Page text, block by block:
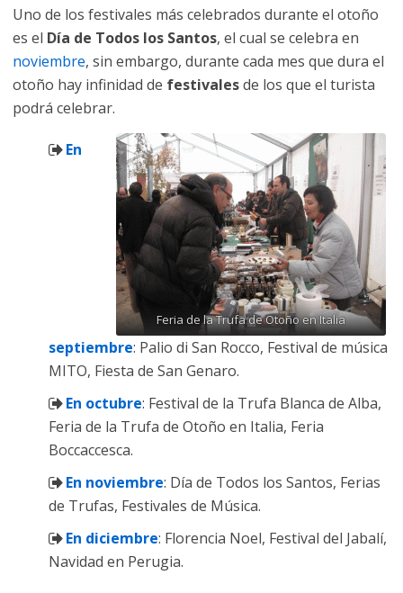
Uno de los festivales más celebrados durante el otoño
es el Día de Todos los Santos, el cual se celebra en
noviembre, sin embargo, durante cada mes que dura el
otoño hay infinidad de festivalesde los que el turista
podrá celebrar.
Feria de la Trufa de Otoño en Italia
En
septiembre: Palio di San Rocco, Festival de música
MITO, Fiesta de San Genaro.
En octubre: Festival de la Trufa Blanca de Alba,
Feria de la Trufa de Otoño en Italia, Feria
Boccaccesca.
En noviembre: Día de Todos los Santos, Ferias
de Trufas, Festivales de Música.
En diciembre: Florencia Noel, Festival del Jabalí,
Navidad en Perugia.